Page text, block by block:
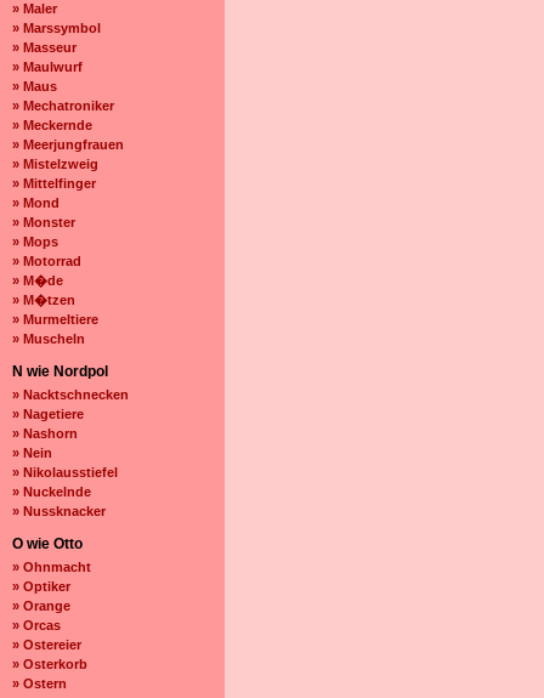
» Maler
» Marssymbol
» Masseur
» Maulwurf
» Maus
» Mechatroniker
» Meckernde
» Meerjungfrauen
» Mistelzweig
» Mittelfinger
» Mond
» Monster
» Mops
» Motorrad
» M�de
» M�tzen
» Murmeltiere
» Muscheln
N wie Nordpol
» Nacktschnecken
» Nagetiere
» Nashorn
» Nein
» Nikolausstiefel
» Nuckelnde
» Nussknacker
O wie Otto
» Ohnmacht
» Optiker
» Orange
» Orcas
» Ostereier
» Osterkorb
» Ostern